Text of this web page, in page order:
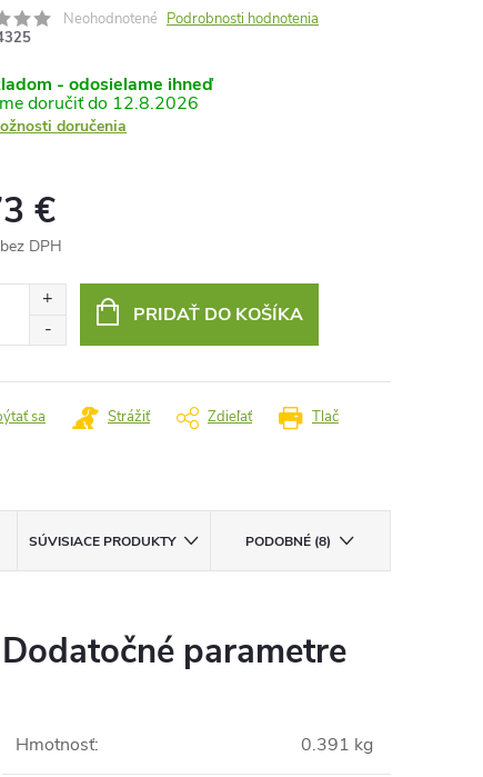
Neohodnotené Podrobnosti hodnotenia
- odosielame ihneď
12.8.2026
doručenia
€
DPH
PRIDAŤ DO KOŠÍKA
Tlač
sa Strážiť Zdieľať
SÚVISIACE PRODUKTY PODOBNÉ (8)
Dodatočné parametre
Hmotnosť: 0.391 kg